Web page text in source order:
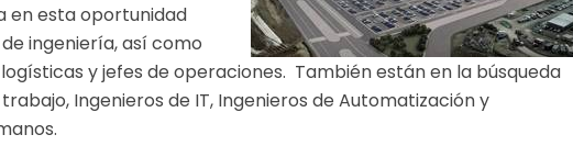
en esta oportunidad
ingeniería, así como
y jefes de operaciones. También están en la búsqueda
Ingenieros de IT, Ingenieros de Automatización y